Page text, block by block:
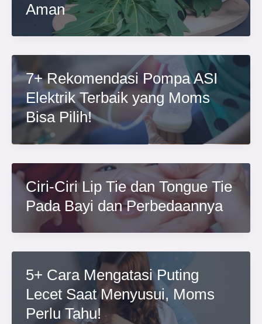
Aman
7+ Rekomendasi Pompa ASI
Elektrik Terbaik yang Moms
Bisa Pilih!
Ciri-Ciri Lip Tie dan Tongue Tie
Pada Bayi dan Perbedaannya
5+ Cara Mengatasi Puting
Lecet Saat Menyusui, Moms
Perlu Tahu!